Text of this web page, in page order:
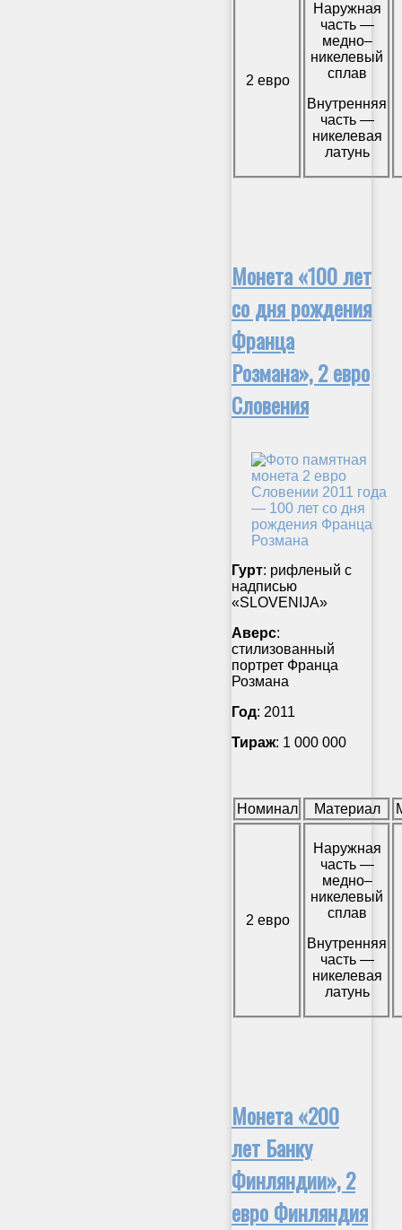
2 евро
Наружная
часть —
медно–
никелевый
сплав
Внутренняя
часть —
никелевая
латунь
Монета «100 лет
со дня рождения
Франца
Розмана», 2 евро
Словения
Гурт: рифленый с
надписью
«SLOVENIJA»
Аверс:
стилизованный
портрет Франца
Розмана
Год: 2011
Тираж: 1 000 000
Номинал Материал
2 евро
Наружная
часть —
медно–
никелевый
сплав
Внутренняя
часть —
никелевая
латунь
Монета «200
лет Банку
Финляндии», 2
евро Финляндия